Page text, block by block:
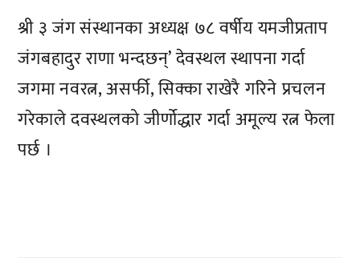
श्री ३ जंग संस्थानका अध्यक्ष ७८ वर्षीय यमजीप्रताप
जंगबहादुर राणा भन्दछन्’ देवस्थल स्थापना गर्दा
जगमा नवरत्न, असर्फी, सिक्का राखेरै गरिने प्रचलन
गरेकाले दवस्थलको जीर्णोद्धार गर्दा अमूल्य रत्न फेला
पर्छ ।